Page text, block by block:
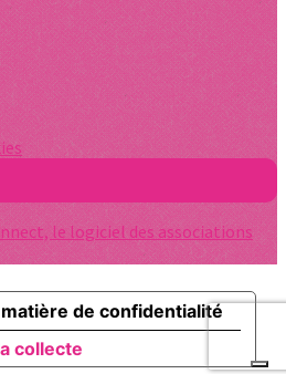
le logiciel des associations
collecte
de confidentialité